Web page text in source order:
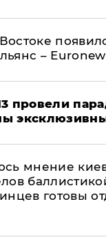
–
провели
мнение
готовы